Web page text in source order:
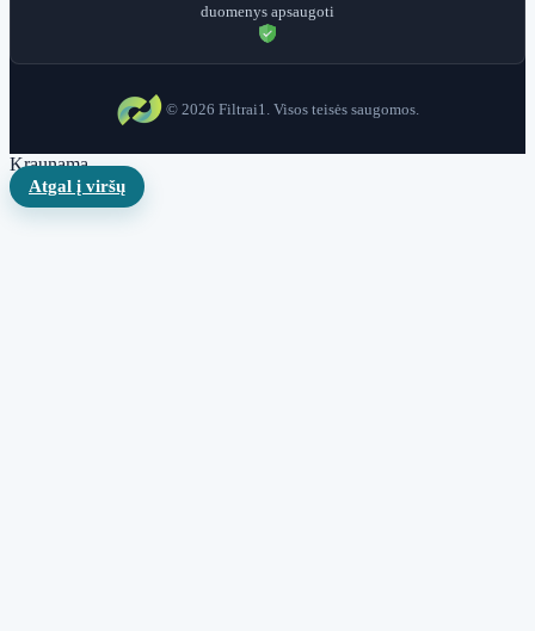
duomenys apsaugoti
© 2026 Filtrai1. Visos teisės saugomos.
Kraunama...
Atgal į viršų